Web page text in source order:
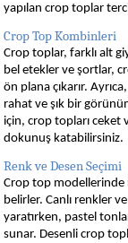
yapılan crop toplar
Crop Top Kombinleri
Crop toplar, farklı alt
bel etekler ve şortlar,
ön plana çıkarır.
rahat ve şık bir
için, crop topları ceket
dokunuş katabilirsiniz.
Renk ve Desen Seçimi
Crop top modellerinde
belirler. Canlı renkler
yaratırken, pastel
sunar. Desenli crop